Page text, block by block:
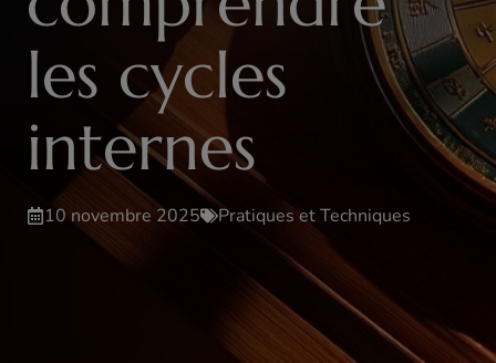
les cycles
internes
10 novembre 2025 Pratiques et Techniques